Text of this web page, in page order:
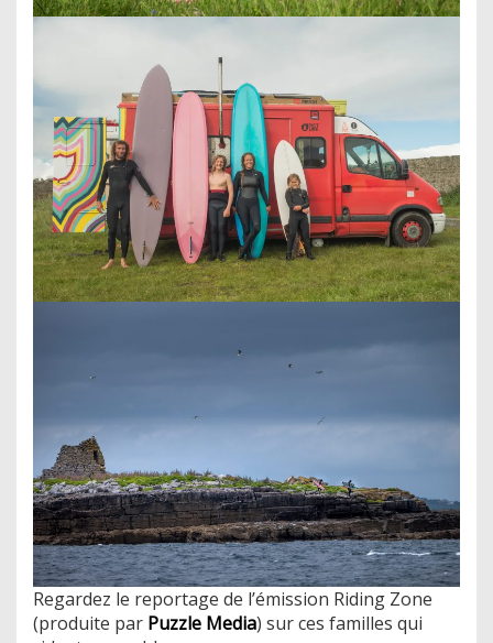
Regardez le reportage de l’émission Riding Zone
(produite par Puzzle Media) sur ces familles qui